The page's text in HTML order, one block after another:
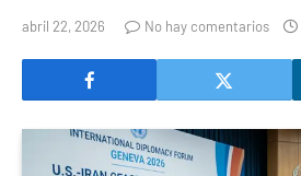
abril 22, 2026 No hay comentarios